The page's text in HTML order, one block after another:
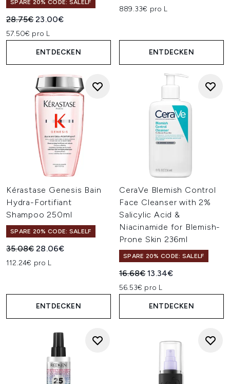
SPARE 20% CODE: SALELF
Unverbindliche Preisempfehlung:
28.75€Aktueller Preis:
23.00€
57.50€ pro L
ENTDECKEN
889.33€ pro L
ENTDECKEN
Kérastase Genesis Bain
Hydra-Fortifiant
Shampoo 250ml
SPARE 20% CODE: SALELF
Unverbindliche Preisempfehlung:
35.08€Aktueller Preis:
28.06€
112.24€ pro L
ENTDECKEN
CeraVe Blemish Control
Face Cleanser with 2%
Salicylic Acid &
Niacinamide for Blemish-
Prone Skin 236ml
SPARE 20% CODE: SALELF
Unverbindliche
16.68€Aktueller Preis:
13.34€
56.53€ pro L
ENTDECKEN